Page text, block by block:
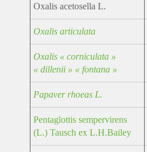
Oxalis acetosella L.
Oxalis articulata
Oxalis « corniculata »
« dillenii » « fontana »
Papaver rhoeas L.
Pentaglottis sempervirens
(L.) Tausch ex L.H.Bailey